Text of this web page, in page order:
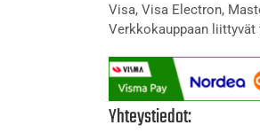
Visa, Visa Electron,
Verkkokauppaan
Yhteystiedot: